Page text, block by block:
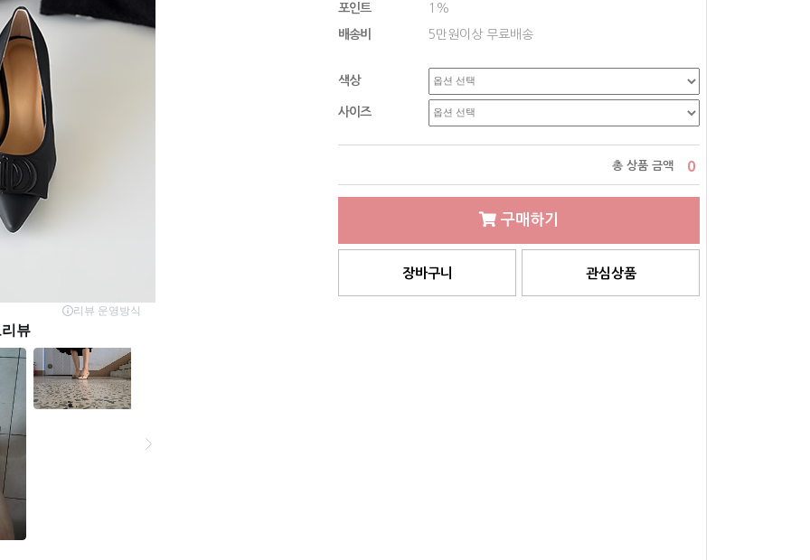
포인트 1%
배송비 5만원이상 무료배송
색상
사이즈
총 상품 금액 0
구매하기
장바구니 관심상품